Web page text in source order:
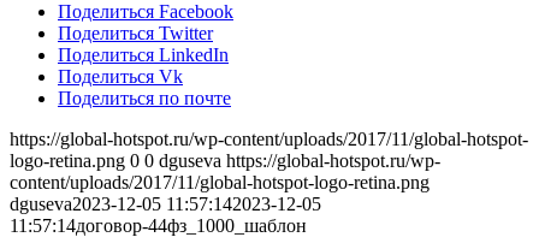
Поделиться Facebook
Поделиться Twitter
Поделиться LinkedIn
Поделиться Vk
Поделиться по почте
https://global-hotspot.ru/wp-content/uploads/2017/11/global-hotspot-
logo-retina.png 0 0 dguseva https://global-hotspot.ru/wp-
content/uploads/2017/11/global-hotspot-logo-retina.png
dguseva2023-12-05 11:57:142023-12-05
11:57:14договор-44фз_1000_шаблон